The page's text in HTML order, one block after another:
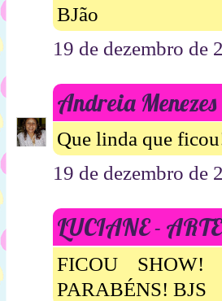
BJão
19 de dezembro de
Andreia Menezes
Que linda que
19 de dezembro de
LUCIANE -
FICOU
PARABÉNS! BJS